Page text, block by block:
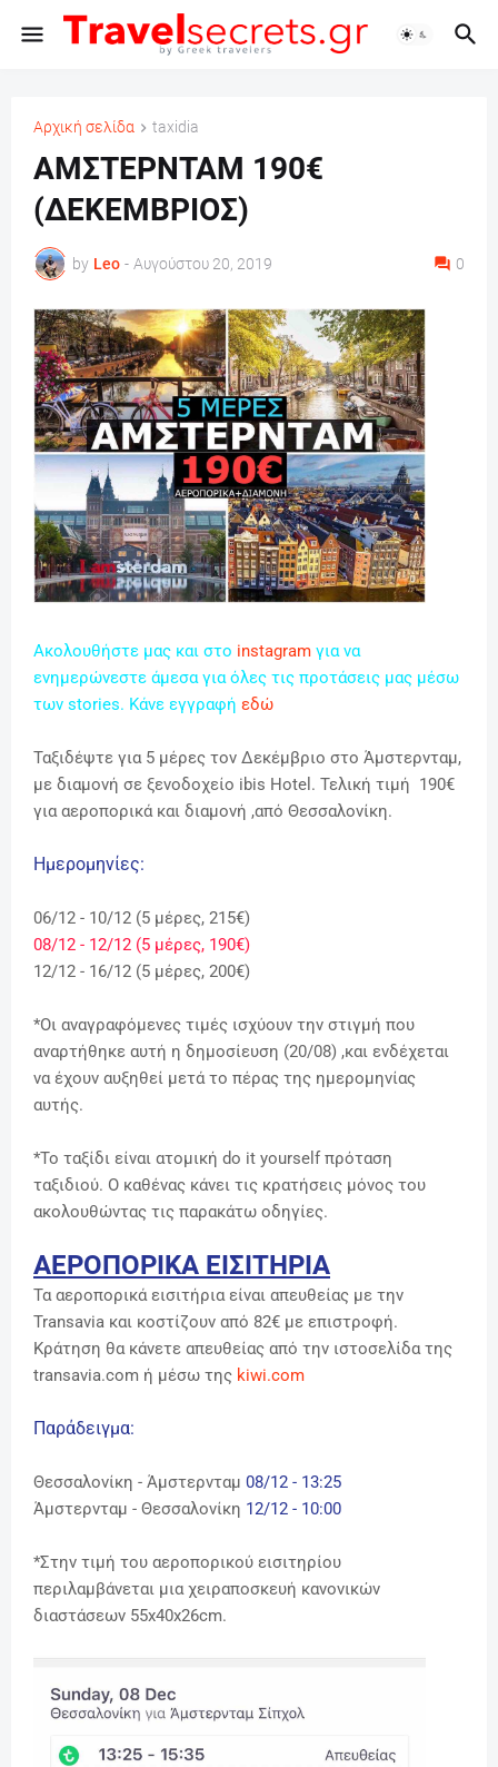
Αρχική σελίδα taxidia
ΑΜΣΤΕΡΝΤΑΜ 190€
(ΔΕΚΕΜΒΡΙΟΣ)
by Leo - Αυγούστου 20, 2019 0
Ακολουθήστε μας και στο instagram για να
ενημερώνεστε άμεσα για όλες τις προτάσεις μας μέσω
των stories. Κάνε εγγραφή εδώ
Ταξιδέψτε για 5 μέρες τον Δεκέμβριο στο Άμστερνταμ,
με διαμονή σε ξενοδοχείο ibis Hotel. Τελική τιμή 190€
για αεροπορικά και διαμονή ,από Θεσσαλονίκη.
Ημερομηνίες:
06/12 - 10/12 (5 μέρες, 215€)
08/12 - 12/12 (5 μέρες, 190€)
12/12 - 16/12 (5 μέρες, 200€)
*Οι αναγραφόμενες τιμές ισχύουν την στιγμή που
αναρτήθηκε αυτή η δημοσίευση (20/08) ,και ενδέχεται
να έχουν αυξηθεί μετά το πέρας της ημερομηνίας
αυτής.
*Το ταξίδι είναι ατομική do it yourself πρόταση
ταξιδιού. Ο καθένας κάνει τις κρατήσεις μόνος του
ακολουθώντας τις παρακάτω οδηγίες.
ΑΕΡΟΠΟΡΙΚΑ ΕΙΣΙΤΗΡΙΑ
Τα αεροπορικά εισιτήρια είναι απευθείας με την
Transavia και κοστίζουν από 82€ με επιστροφή.
Κράτηση θα κάνετε απευθείας από την ιστοσελίδα της
transavia.com ή μέσω της kiwi.com
Παράδειγμα:
Θεσσαλονίκη - Άμστερνταμ 08/12 - 13:25
Άμστερνταμ - Θεσσαλονίκη 12/12 - 10:00
*Στην τιμή του αεροπορικού εισιτηρίου
περιλαμβάνεται μια χειραποσκευή κανονικών
διαστάσεων 55x40x26cm.